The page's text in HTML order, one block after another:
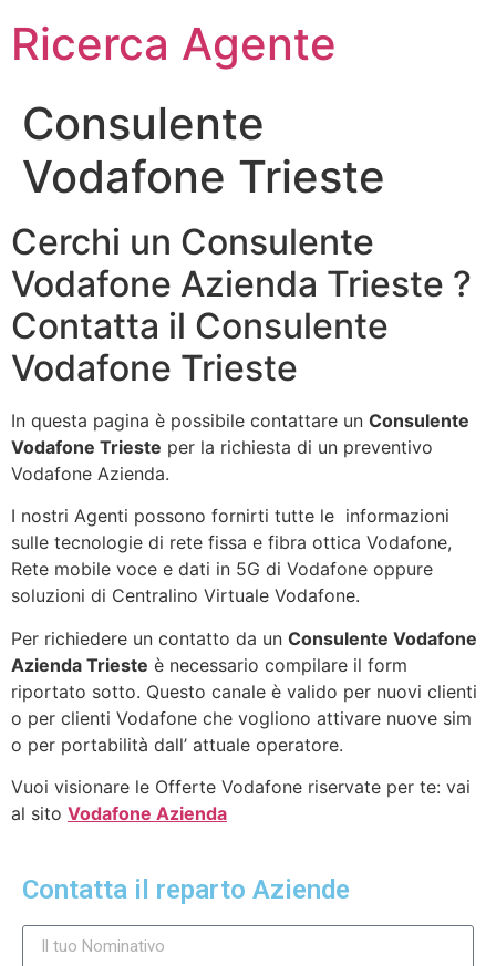
Ricerca Agente
Consulente
Vodafone Trieste
Cerchi un Consulente
Vodafone Azienda Trieste ?
Contatta il Consulente
Vodafone Trieste
In questa pagina è possibile contattare un Consulente
Vodafone Trieste per la richiesta di un preventivo
Vodafone Azienda.
I nostri Agenti possono fornirti tutte le informazioni
sulle tecnologie di rete fissa e fibra ottica Vodafone,
Rete mobile voce e dati in 5G di Vodafone oppure
soluzioni di Centralino Virtuale Vodafone.
Per richiedere un contatto da un Consulente Vodafone
Azienda Trieste è necessario compilare il form
riportato sotto. Questo canale è valido per nuovi clienti
o per clienti Vodafone che vogliono attivare nuove sim
o per portabilità dall’ attuale operatore.
Vuoi visionare le Offerte Vodafone riservate per te: vai
al sito Vodafone Azienda
Contatta il reparto Aziende